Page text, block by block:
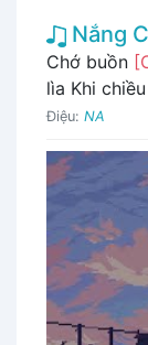
Nắng
Chớ buồn
lìa Khi chiều
Điệu: NA